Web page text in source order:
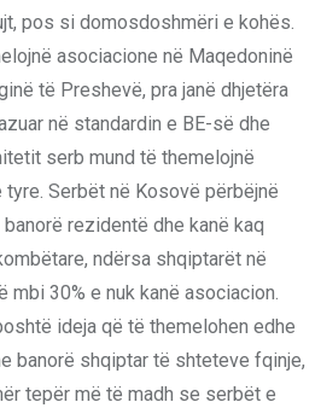
pos si domosdoshmëri e kohës.
asociacione në Maqedoninë
të Preshevë, pra janë dhjetëra
në standardin e BE-së dhe
serb mund të themelojnë
Serbët në Kosovë përbëjnë
rezidentë dhe kanë kaq
ndërsa shqiptarët në
mbi 30% e nuk kanë asociacion.
ideja që të themelohen edhe
banorë shqiptar të shteteve fqinje,
tepër më të madh se serbët e